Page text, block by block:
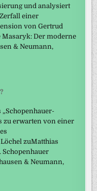
und analysiert
einer
von Gertrud
Der moderne
& Neumann,
„Schopenhauer-
zu erwarten von einer
zuMatthias
Schopenhauer
& Neumann,